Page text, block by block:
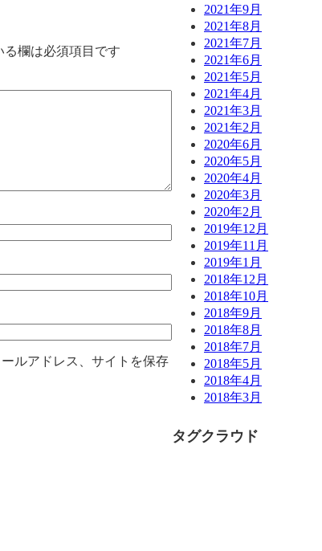
る欄は必須項目です
ルアドレス、サイトを保存
2021年9月
2021年8月
2021年7月
2021年6月
2021年5月
2021年4月
2021年3月
2021年2月
2020年6月
2020年5月
2020年4月
2020年3月
2020年2月
2019年12月
2019年11月
2019年1月
2018年12月
2018年10月
2018年9月
2018年8月
2018年7月
2018年5月
2018年4月
2018年3月
タグクラウド